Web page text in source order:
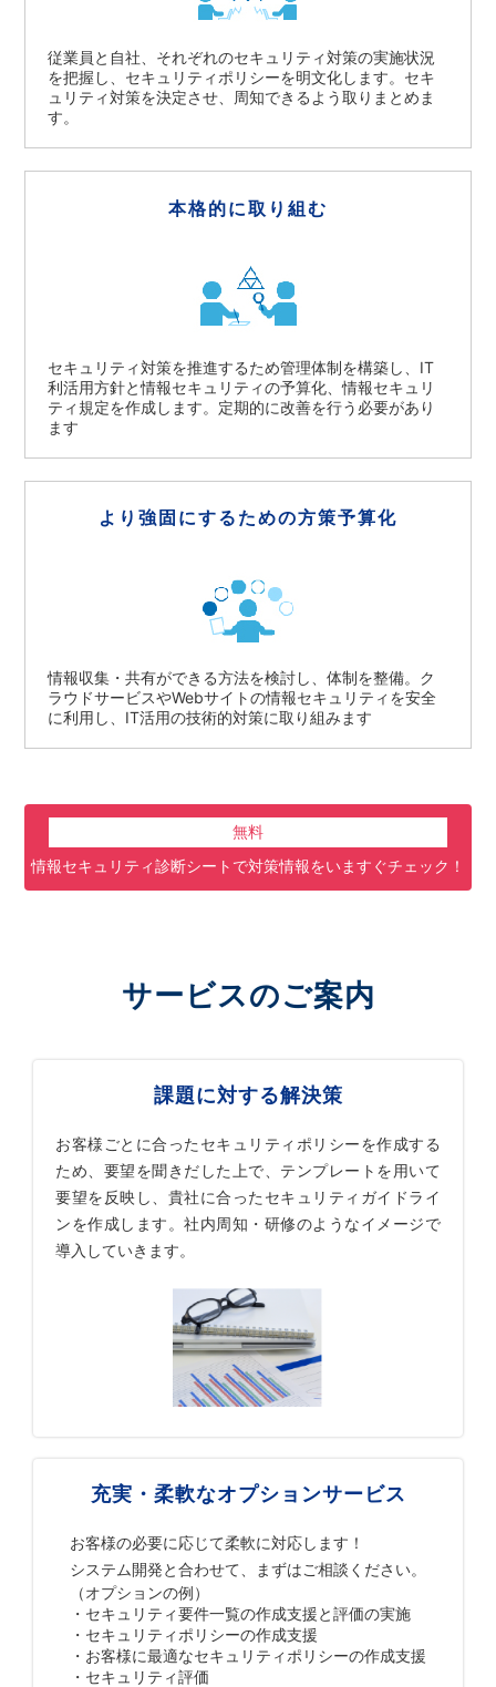
従業員と自社、それぞれのセキュリティ対策の実施状況
を把握し、セキュリティポリシーを明文化します。セキ
ュリティ対策を決定させ、周知できるよう取りまとめま
す。
本格的に取り組む
セキュリティ対策を推進するため管理体制を構築し、IT
利活用方針と情報セキュリティの予算化、情報セキュリ
ティ規定を作成します。定期的に改善を行う必要があり
ます
より強固にするための方策予算化
情報収集・共有ができる方法を検討し、体制を整備。ク
ラウドサービスやWebサイトの情報セキュリティを安全
に利用し、IT活用の技術的対策に取り組みます
無料
情報セキュリティ診断シートで対策情報をいますぐチェック！
サービスのご案内
課題に対する解決策
お客様ごとに合ったセキュリティポリシーを作成する
ため、要望を聞きだした上で、テンプレートを用いて
要望を反映し、貴社に合ったセキュリティガイドライ
ンを作成します。社内周知・研修のようなイメージで
導入していきます。
充実・柔軟なオプションサービス
お客様の必要に応じて柔軟に対応します！
システム開発と合わせて、まずはご相談ください。
（オプションの例）
・セキュリティ要件一覧の作成支援と評価の実施
・セキュリティポリシーの作成支援
・お客様に最適なセキュリティポリシーの作成支援
・セキュリティ評価